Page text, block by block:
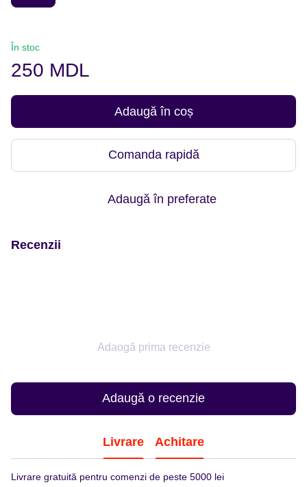
În stoc
250 MDL
Adaugă în coș
Comanda rapidă
Adaugă în preferate
Recenzii
Adaogă prima recenzie
Adaugă o recenzie
Livrare Achitare
Livrare gratuită pentru comenzi de peste 5000 lei